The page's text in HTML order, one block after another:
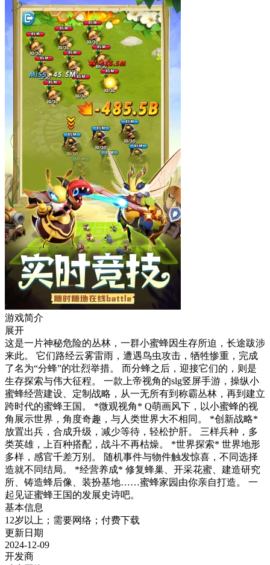
游戏简介
展开
这是一片神秘危险的丛林，一群小蜜蜂因生存所迫，长途跋涉
来此。 它们路经云雾雷雨，遭遇鸟虫攻击，牺牲惨重，完成
了名为“分蜂”的壮烈举措。 而分蜂之后，迎接它们的，则是
生存探索与伟大征程。 一款上帝视角的slg竖屏手游，操纵小
蜜蜂经营建设、定制战略，从一无所有到称霸丛林，再到建立
跨时代的蜜蜂王国。 *微观视角* Q萌画风下，以小蜜蜂的视
角展示世界，角度奇趣，与人类世界大不相同。 *创新战略*
放置出兵，合成升级，减少等待，轻松护肝。 三样兵种，多
类英雄，上百种搭配，战斗不再枯燥。 *世界探索* 世界地形
多样，感官千差万别。 随机事件与物件触发惊喜，不同选择
造就不同结局。 *经营养成* 修复蜂巢、开采花蜜、建造研究
所、铸造蜂后像、装扮基地……蜜蜂家园由你亲自打造。 一
起见证蜜蜂王国的发展史诗吧。
基本信息
12岁以上；需要网络；付费下载
更新日期
2024-12-09
开发商